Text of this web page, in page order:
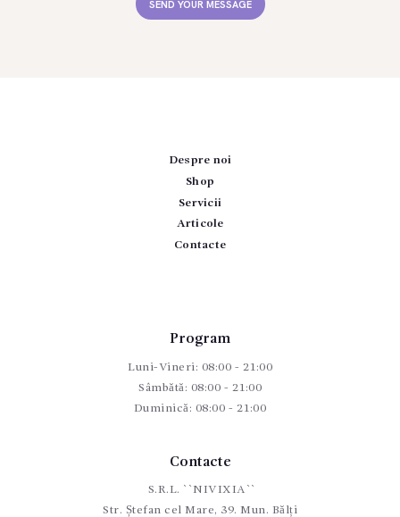
Despre noi
Shop
Servicii
Articole
Contacte
Program
Luni-Vineri: 08:00 - 21:00
Sâmbătă: 08:00 - 21:00
Duminică: 08:00 - 21:00
Contacte
S.R.L. ``NIVIXIA``
Str. Ștefan cel Mare, 39. Mun. Bălți